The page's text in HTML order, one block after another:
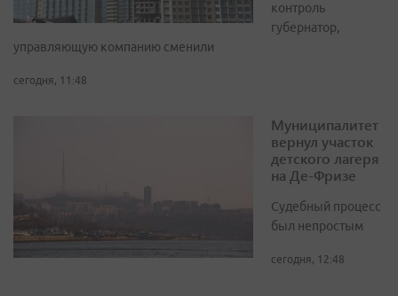
контроль
губернатор,
управляющую компанию сменили
сегодня, 11:48
Муниципалитет
вернул участок
детского лагеря
на Де-Фризе
Судебный процесс
был непростым
сегодня, 12:48